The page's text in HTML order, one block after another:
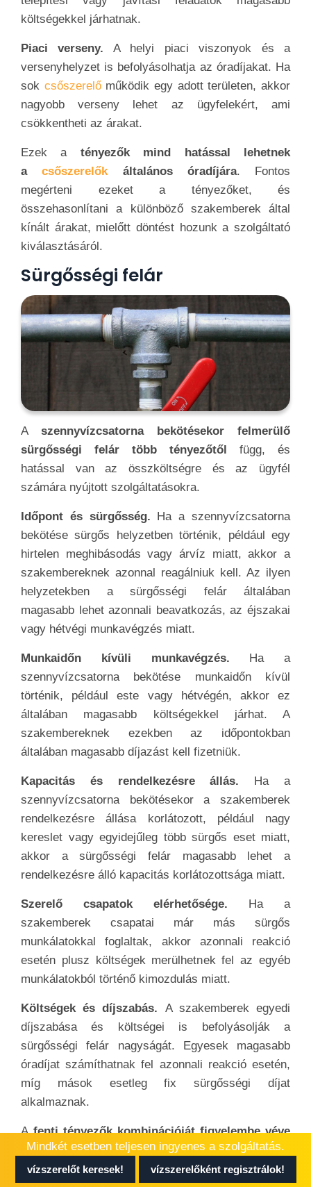
költségekkel járhatnak.
Piaci verseny. A helyi piaci viszonyok és a
versenyhelyzet is befolyásolhatja az óradíjakat. Ha
sok csőszerelő működik egy adott területen, akkor
nagyobb verseny lehet az ügyfelekért, ami
csökkentheti az árakat.
Ezek a tényezők mind hatással lehetnek
acsőszerelők általános óradíjára. Fontos
megérteni ezeket a tényezőket, és
összehasonlítani a különböző szakemberek által
kínált árakat, mielőtt döntést hozunk a szolgáltató
kiválasztásáról.
Sürgősségi felár
A szennyvízcsatorna bekötésekor felmerülő
sürgősségi felár több tényezőtől függ, és
hatással van az összköltségre és az ügyfél
számára nyújtott szolgáltatásokra.
Időpont és sürgősség. Ha a szennyvízcsatorna
bekötése sürgős helyzetben történik, például egy
hirtelen meghibásodás vagy árvíz miatt, akkor a
szakembereknek azonnal reagálniuk kell. Az ilyen
helyzetekben a sürgősségi felár általában
magasabb lehet azonnali beavatkozás, az éjszakai
vagy hétvégi munkavégzés miatt.
Munkaidőn kívüli munkavégzés. Ha a
szennyvízcsatorna bekötése munkaidőn kívül
történik, például este vagy hétvégén, akkor ez
általában magasabb költségekkel járhat. A
szakembereknek ezekben az időpontokban
általában magasabb díjazást kell fizetniük.
Kapacitás és rendelkezésre állás. Ha a
szennyvízcsatorna bekötésekor a szakemberek
rendelkezésre állása korlátozott, például nagy
kereslet vagy egyidejűleg több sürgős eset miatt,
akkor a sürgősségi felár magasabb lehet a
rendelkezésre álló kapacitás korlátozottsága miatt.
Szerelő csapatok elérhetősége. Ha a
szakemberek csapatai már más sürgős
munkálatokkal foglaltak, akkor azonnali reakció
esetén plusz költségek merülhetnek fel az egyéb
munkálatokból történő kimozdulás miatt.
Költségek és díjszabás. A szakemberek egyedi
díjszabása és költségei is befolyásolják a
sürgősségi felár nagyságát. Egyesek magasabb
óradíjat számíthatnak fel azonnali reakció esetén,
míg mások esetleg fix sürgősségi díjat
alkalmaznak.
Afenti tényezők kombinációját figyelembe véve
a szennyvízcsatorna bekötésének sürgősségi
felárajelentősen eltérhet, ezért fontos előre
Mindkét esetben teljesen ingyenes a szolgáltatás.
vízszerelőt keresek! vízszerelőként regisztrálok!